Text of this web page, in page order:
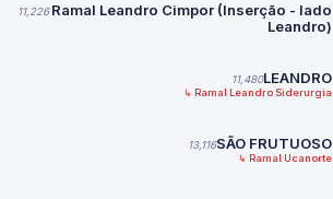
11,226 Ramal Leandro Cimpor (Inserção - lado
Leandro)
11,480LEANDRO
↳ Ramal Leandro Siderurgia
13,116SÃO FRUTUOSO
↳ Ramal Ucanorte